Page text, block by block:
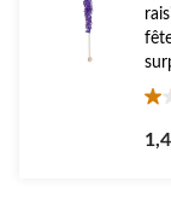
1.0
sur